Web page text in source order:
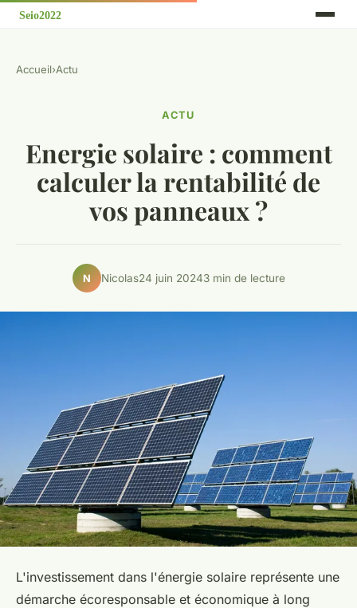
Accueil›Actu
ACTU
Energie solaire : comment
calculer la rentabilité de
vos panneaux ?
N Nicolas24 juin 20243 min de lecture
L'investissement dans l'énergie solaire représente une
démarche écoresponsable et économique à long